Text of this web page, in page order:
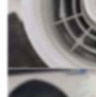
стироле. Данный
отверждаемость. При
равномерно,
крепления, не нарушая
Крепежный состав BIT-
экономически
самонесущих